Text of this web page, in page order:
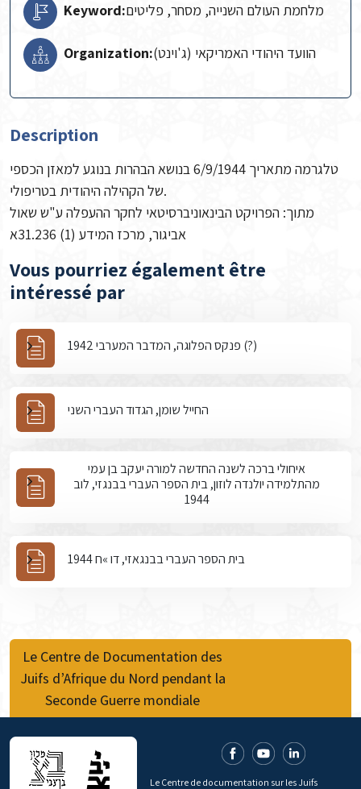
Keyword:מלחמת העולם השנייה, מסחר, פליטים
Organization:הוועד היהודי האמריקאי (ג'וינט)
Description
טלגרמה מתאריך 6/9/1944 בנושא הבהרות בנוגע למאזן הכספי
של הקהילה היהודית בטריפולי.
מתוך: הפרויקט הבינאוניברסיטאי לחקר ההעפלה ע"ש שאול
אביגור, מרכז המידע (1) 31.236א
Vous pourriez également être
intéressé par
פנקס הפלוגה, המדבר המערבי 1942 (?)
החייל שומן, הגדוד העברי השני
איחולי ברכה לשנה החדשה למורה יעקב בן עמי
מהתלמידה יולנדה לוזון, בית הספר העברי בבנגזי, לוב
1944
בית הספר העברי בבנגאזי, דו »ח 1944
Le Centre de Documentation des
Juifs d’Afrique du Nord pendant la
Seconde Guerre mondiale
Le Centre de documentation sur les Juifs